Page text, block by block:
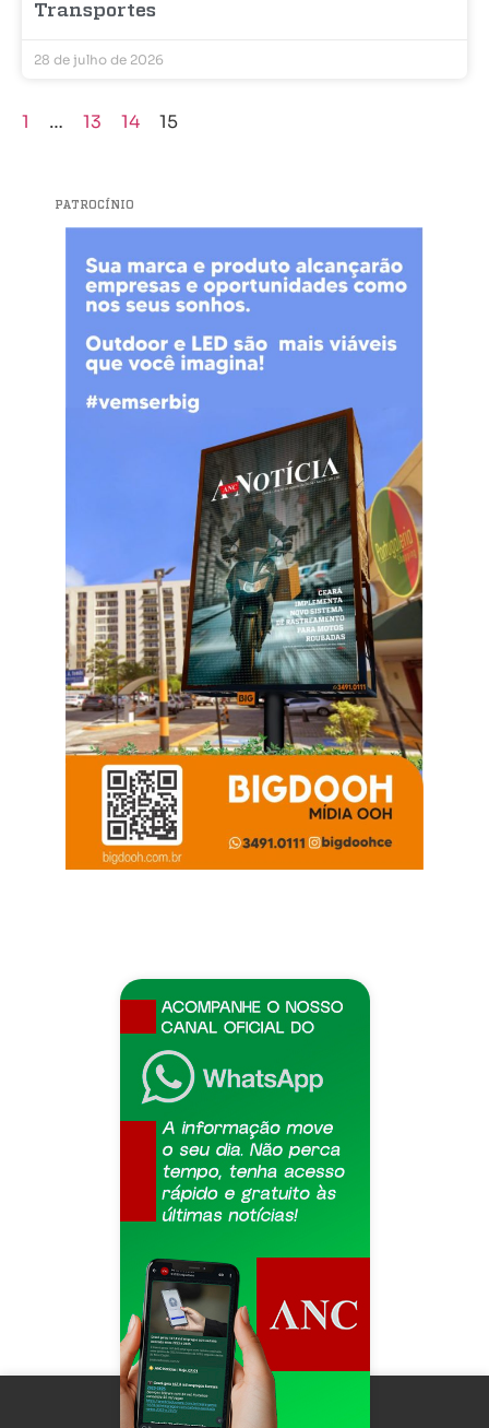
Transportes
28 de julho de 2026
1 … 13 14 15
PATROCÍNIO